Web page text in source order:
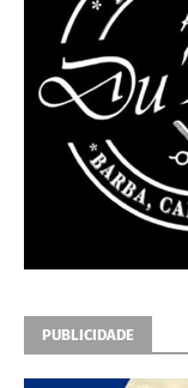
PUBLICIDADE